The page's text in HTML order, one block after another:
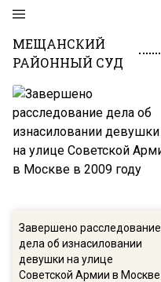
МЕЩАНСКИЙ
РАЙОННЫЙ СУД
Завершено расследование
дела об изнасиловании
девушки на улице
Советской Армии в Москве